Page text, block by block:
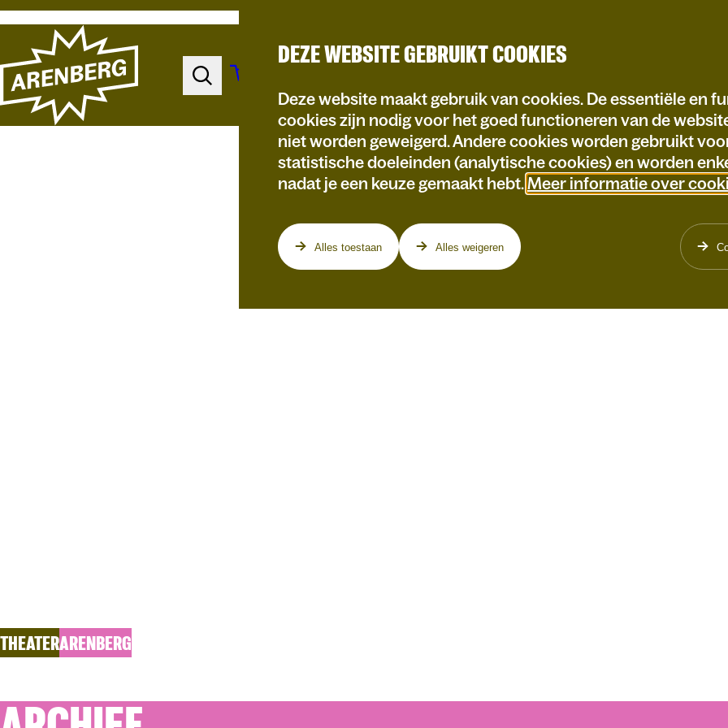
DEZE WEBSITE GEBRUIKT COOKIES
Deze website maakt gebruik van cookies. De essentiële en
cookies zijn nodig voor het goed functioneren van de
niet worden geweigerd. Andere cookies worden gebruikt
statistische doeleinden (analytische cookies) en worden
nadat je een keuze gemaakt hebt.Meer informatie over
Alles toestaan Alles weigeren
THEATERARENBERG